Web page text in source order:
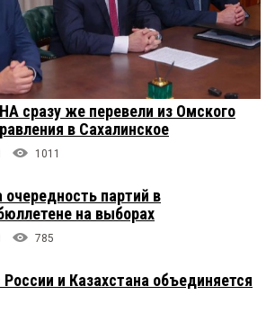
сразу же перевели из Омского
в Сахалинское
1011
партий в
на выборах
785
и Казахстана объединяется